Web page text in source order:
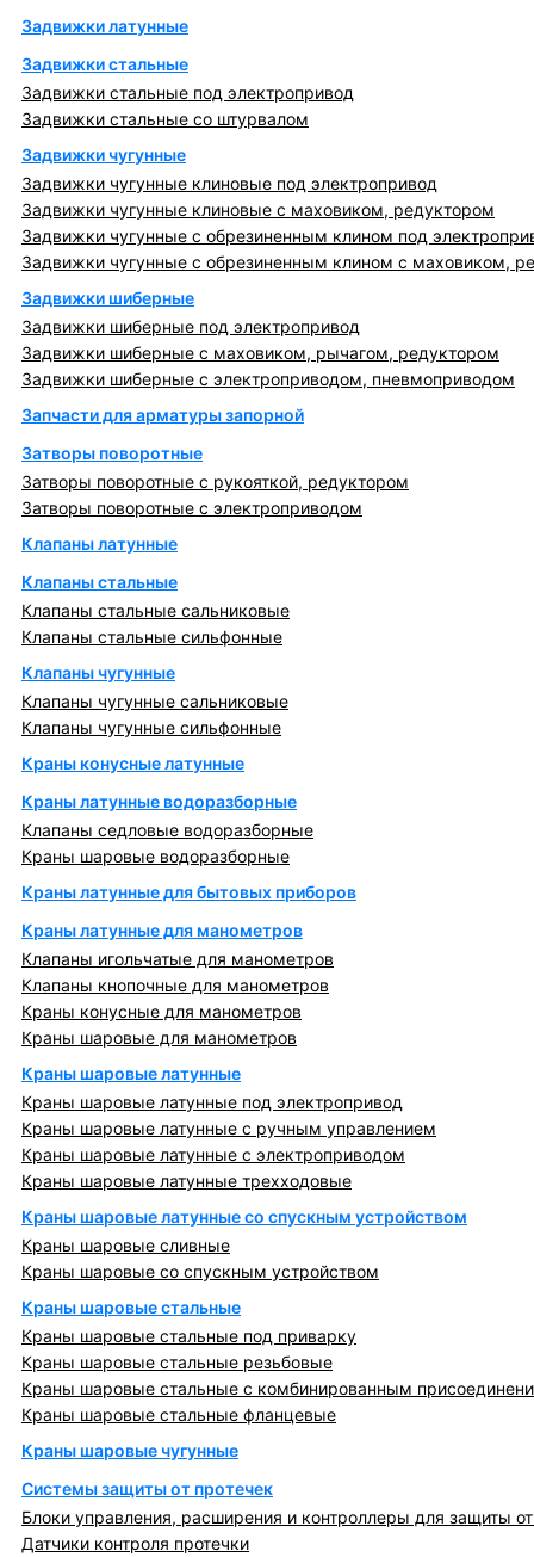
Задвижки латунные
Задвижки стальные
Задвижки стальные под электропривод
Задвижки стальные со штурвалом
Задвижки чугунные
Задвижки чугунные клиновые под электропривод
Задвижки чугунные клиновые с маховиком, редуктором
Задвижки чугунные с обрезиненным клином под
Задвижки чугунные с обрезиненным клином с маховиком,
Задвижки шиберные
Задвижки шиберные под электропривод
Задвижки шиберные с маховиком, рычагом, редуктором
Задвижки шиберные с электроприводом, пневмоприводом
Запчасти для арматуры запорной
Затворы поворотные
Затворы поворотные с рукояткой, редуктором
Затворы поворотные с электроприводом
Клапаны латунные
Клапаны стальные
Клапаны стальные сальниковые
Клапаны стальные сильфонные
Клапаны чугунные
Клапаны чугунные сальниковые
Клапаны чугунные сильфонные
Краны конусные латунные
Краны латунные водоразборные
Клапаны седловые водоразборные
Краны шаровые водоразборные
Краны латунные для бытовых приборов
Краны латунные для манометров
Клапаны игольчатые для манометров
Клапаны кнопочные для манометров
Краны конусные для манометров
Краны шаровые для манометров
Краны шаровые латунные
Краны шаровые латунные под электропривод
Краны шаровые латунные с ручным управлением
Краны шаровые латунные с электроприводом
Краны шаровые латунные трехходовые
Краны шаровые латунные со спускным устройством
Краны шаровые сливные
Краны шаровые со спускным устройством
Краны шаровые стальные
Краны шаровые стальные под приварку
Краны шаровые стальные резьбовые
Краны шаровые стальные с комбинированным
Краны шаровые стальные фланцевые
Краны шаровые чугунные
Системы защиты от протечек
Блоки управления, расширения и контроллеры для защиты
Датчики контроля протечки